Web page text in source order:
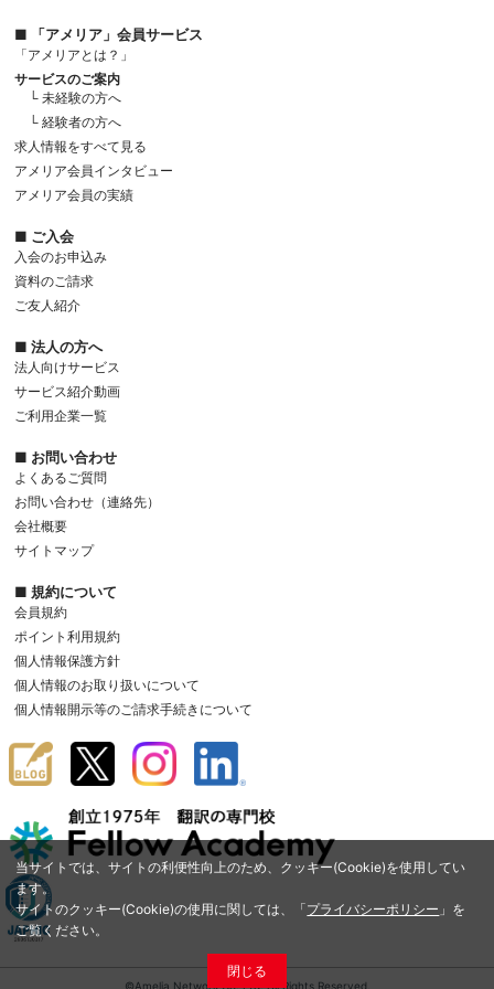
当サイトでは、サイトの利便性向上のため、クッキー(Cookie)を使用してい
ます。
サイトのクッキー(Cookie)の使用に関しては、「プライバシーポリシー 」を
ご覧ください。
閉じる
■ 「アメリア」会員サービス
「アメリアとは？」
サービスのご案内
└ 未経験の方へ
└ 経験者の方へ
求人情報をすべて見る
アメリア会員インタビュー
アメリア会員の実績
■ ご入会
入会のお申込み
資料のご請求
ご友人紹介
■ 法人の方へ
法人向けサービス
サービス紹介動画
ご利用企業一覧
■ お問い合わせ
よくあるご質問
お問い合わせ（連絡先）
会社概要
サイトマップ
■ 規約について
会員規約
ポイント利用規約
個人情報保護方針
個人情報のお取り扱いについて
個人情報開示等のご請求手続きについて
©Amelia Network Co.,Ltd. All Rights Reserved.